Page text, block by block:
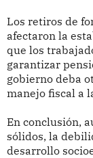
Los retiros de
afectaron la
que los
garantizar
gobierno deba
manejo fiscal a
En conclusión,
sólidos, la
desarrollo